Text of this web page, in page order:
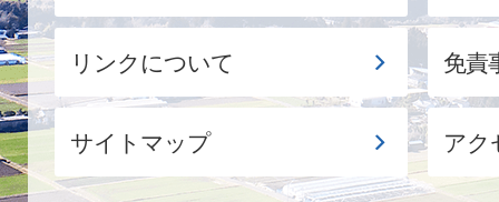
リンクについて 免責
サイトマップ アク